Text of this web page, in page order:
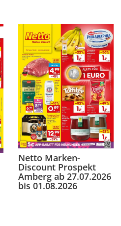
Netto Marken-
Discount Prospekt
Amberg ab 27.07.2026
bis 01.08.2026